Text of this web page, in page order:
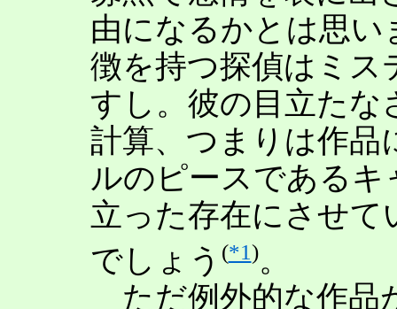
由になるかとは思
徴を持つ探偵はミス
すし。彼の目立たな
計算、つまりは作品
ルのピースである
立った存在にさせ
でしょう (*1)。
ただ例外的な作品